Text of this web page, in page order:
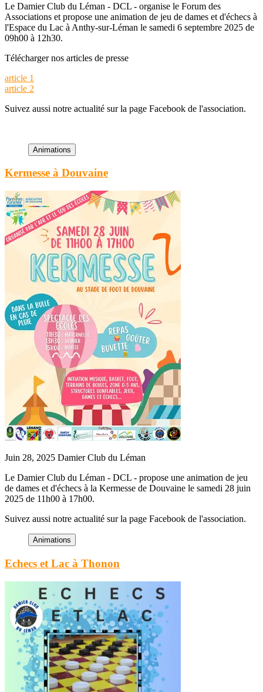
Le Damier Club du Léman - DCL - organise le Forum des
Associations et propose une animation de jeu de dames et d'échecs à
l'Espace du Lac à Anthy-sur-Léman le samedi 6 septembre 2025 de
09h00 à 12h30.
Télécharger nos articles de presse
article 1
article 2
Suivez aussi notre actualité sur la page Facebook de l'association.
Kermesse à Douvaine
Juin 28, 2025 Damier Club du Léman
Le Damier Club du Léman - DCL - propose une animation de jeu
de dames et d'échecs à la Kermesse de Douvaine le samedi 28 juin
2025 de 11h00 à 17h00.
Suivez aussi notre actualité sur la page Facebook de l'association.
Echecs et Lac à Thonon